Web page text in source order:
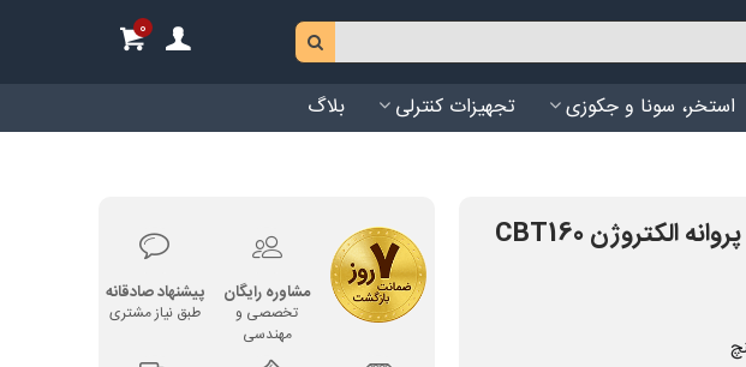
0
استخر، سونا و جکوزی تجهیزات کنترلی بلاگ
پمپ آب یک و نیم اسب دو پروانه الکتروژن CBT160
مشاوره رایگان
تخصصی و
مهندسی
پیشنهاد صادقانه
طبق نیاز مشتری